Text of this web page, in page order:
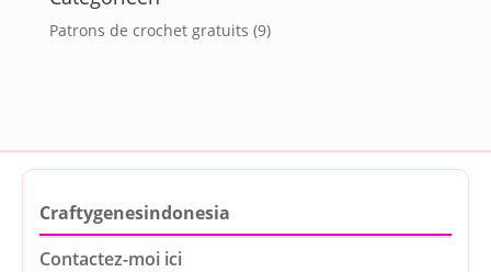
Patrons de crochet gratuits (9)
Craftygenesindonesia
Contactez-moi ici